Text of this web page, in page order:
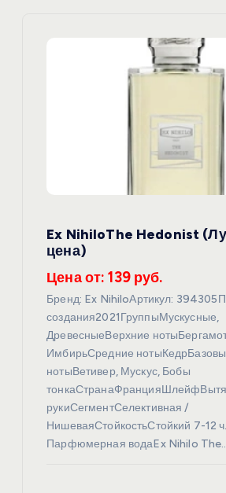
Ex NihiloThe Hedonist
цена)
Цена от: 139 руб.
Бренд: Ex NihiloАртикул:
создания2021ГруппыМускусные,
ДревесныеВерхние
ИмбирьСредние
нотыВетивер, Мускус, Бобы
рукиСегментСелективная /
НишеваяСтойкостьСтойкий 7-12
Парфюмерная водаEx Nihilo